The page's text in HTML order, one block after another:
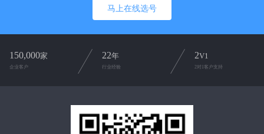
马上在线选号
150,000家
企业客户
22年
行业经验
2V1
2对1客户支持